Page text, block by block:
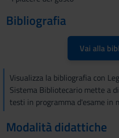
Bibliografia
Vai alla
Visualizza la bibliografia con
Sistema Bibliotecario mette a
testi in programma d'esame in
Modalità didattiche